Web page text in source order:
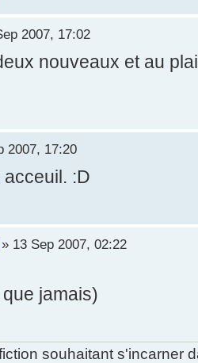
2007, 17:02
nouveaux et au
2007, 17:20
:D
» 13 Sep 2007, 02:22
jamais)
souhaitant s'incarner